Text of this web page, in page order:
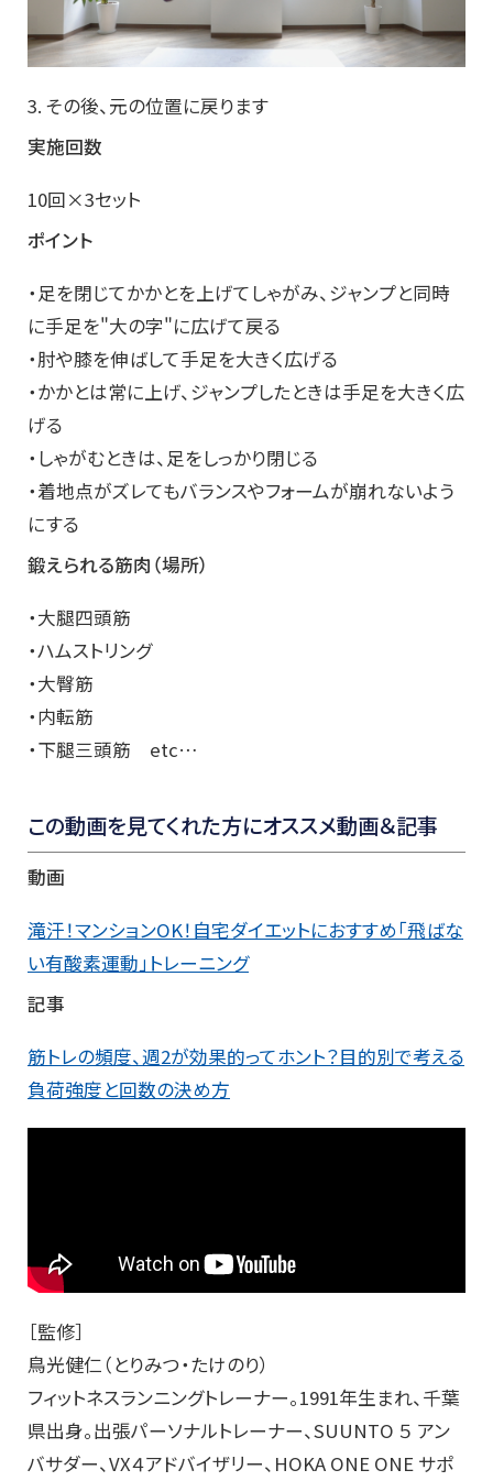
3. その後、元の位置に戻ります
実施回数
10回×3セット
ポイント
・足を閉じてかかとを上げてしゃがみ、ジャンプと同時
に手足を"大の字"に広げて戻る
・肘や膝を伸ばして手足を大きく広げる
・かかとは常に上げ、ジャンプしたときは手足を大きく広
げる
・しゃがむときは、足をしっかり閉じる
・着地点がズレてもバランスやフォームが崩れないよう
にする
鍛えられる筋肉（場所）
・大腿四頭筋
・ハムストリング
・大臀筋
・内転筋
・下腿三頭筋 etc…
この動画を見てくれた方にオススメ動画＆記事
動画
滝汗！マンションOK！自宅ダイエットにおすすめ「飛ばな
い有酸素運動」トレーニング
記事
筋トレの頻度、週2が効果的ってホント？目的別で考える
負荷強度と回数の決め方
［監修］
鳥光健仁（とりみつ・たけのり）
フィットネスランニングトレーナー。1991年生まれ、千葉
県出身。出張パーソナルトレーナー、SUUNTO ５ アン
バサダー、VX４アドバイザリー、HOKA ONE ONE サポ